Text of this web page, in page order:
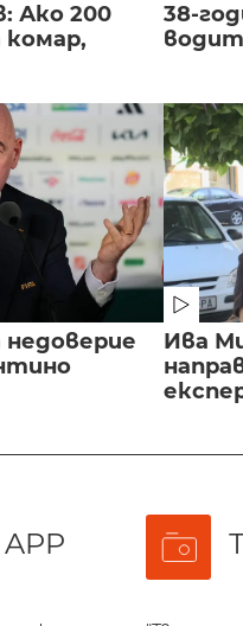
Ако 200
комар,
38-
Ива